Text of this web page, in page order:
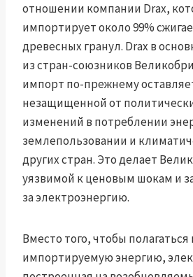
отношении компании Drax,
импортирует около 99%
древесных гранул. Drax в
из стран-союзников
импорт по-прежнему
незащищенной от
изменений в потреблении
землепользовании и
других стран. Это делает
уязвимой к ценовым шокам и
за электроэнергию.
Вместо того, чтобы полагаться
импортируемую энергию,